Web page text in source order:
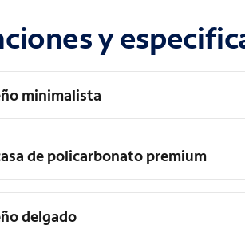
y
minimalista
delgada y liviana
de policarbonato premium
diaria contra rayones con
delgado